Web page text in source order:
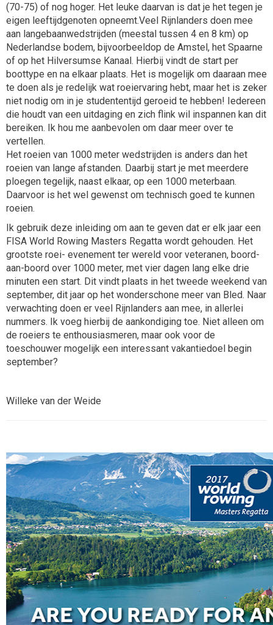
(70-75) of nog hoger. Het leuke daarvan is dat je het tegen je
eigen leeftijdgenoten opneemt.Veel Rijnlanders doen mee
aan langebaanwedstrijden (meestal tussen 4 en 8 km) op
Nederlandse bodem, bijvoorbeeldop de Amstel, het Spaarne
of op het Hilversumse Kanaal. Hierbij vindt de start per
boottype en na elkaar plaats. Het is mogelijk om daaraan mee
te doen als je redelijk wat roeiervaring hebt, maar het is zeker
niet nodig om in je studententijd geroeid te hebben! Iedereen
die houdt van een uitdaging en zich flink wil inspannen kan dit
bereiken. Ik hou me aanbevolen om daar meer over te
vertellen.
Het roeien van 1000 meter wedstrijden is anders dan het
roeien van lange afstanden. Daarbij start je met meerdere
ploegen tegelijk, naast elkaar, op een 1000 meterbaan.
Daarvoor is het wel gewenst om technisch goed te kunnen
roeien.
Ik gebruik deze inleiding om aan te geven dat er elk jaar een
FISA World Rowing Masters Regatta wordt gehouden. Het
grootste roei- evenement ter wereld voor veteranen, boord-
aan-boord over 1000 meter, met vier dagen lang elke drie
minuten een start. Dit vindt plaats in het tweede weekend van
september, dit jaar op het wonderschone meer van Bled. Naar
verwachting doen er veel Rijnlanders aan mee, in allerlei
nummers. Ik voeg hierbij de aankondiging toe. Niet alleen om
de roeiers te enthousiasmeren, maar ook voor de
toeschouwer mogelijk een interessant vakantiedoel begin
september?
Willeke van der Weide